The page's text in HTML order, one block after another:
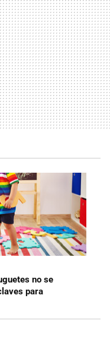
no se
para